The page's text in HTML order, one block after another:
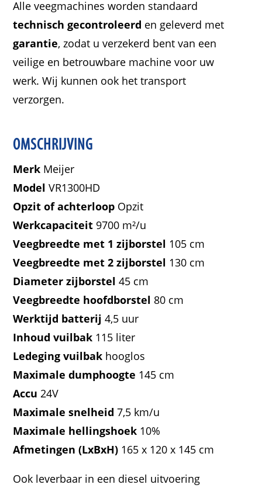
Alle veegmachines worden standaard
technisch gecontroleerd en geleverd met
garantie, zodat u verzekerd bent van een
veilige en betrouwbare machine voor uw
werk. Wij kunnen ook het transport
verzorgen.
OMSCHRIJVING
Merk Meijer
ModelVR1300HD
Opzit of achterloop Opzit
Werkcapaciteit 9700 m²/u
Veegbreedte met 1 zijborstel 105 cm
Veegbreedte met 2 zijborstel 130 cm
Diameter zijborstel45 cm
Veegbreedte hoofdborstel 80 cm
Werktijd batterij4,5 uur
Inhoud vuilbak 115 liter
Ledeging vuilbak hooglos
Maximale dumphoogte 145 cm
Accu 24V
Maximale snelheid7,5 km/u
Maximale hellingshoek 10%
Afmetingen (LxBxH) 165 x 120 x 145 cm
Ook leverbaar in een diesel uitvoering